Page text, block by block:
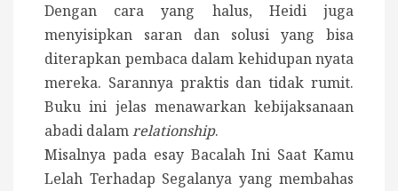
Dengan cara yang halus, Heidi juga
menyisipkan saran dan solusi yang bisa
diterapkan pembaca dalam kehidupan nyata
mereka. Sarannya praktis dan tidak rumit.
Buku ini jelas menawarkan kebijaksanaan
abadi dalamrelationship.
Misalnya pada esay Bacalah Ini Saat Kamu
Lelah Terhadap Segalanya yang membahas